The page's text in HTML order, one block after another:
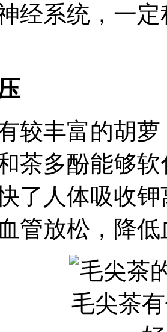
经系统，一
较丰富的胡
茶多酚能够
了人体吸收
管放松，降